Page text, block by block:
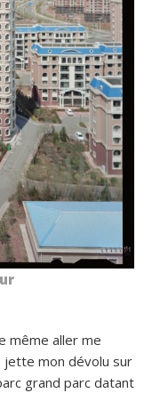
même aller me
jette mon dévolu sur
grand parc datant